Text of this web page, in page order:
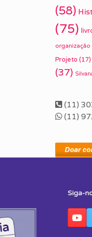
(58)
(75)
organização
Projeto (17)
(37)
(11)
(11)
Siga-